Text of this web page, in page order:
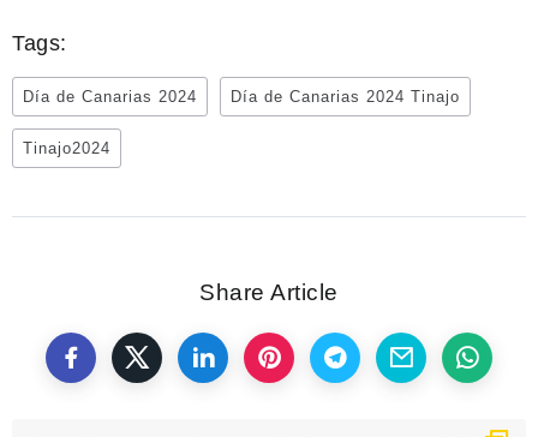
Tags:
Día de Canarias 2024 Día de Canarias 2024 Tinajo
Tinajo2024
Share Article